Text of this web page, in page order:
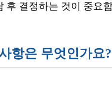
후 결정하는 것이 중요
항은 무엇인가요?